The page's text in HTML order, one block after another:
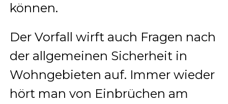
können.
Der Vorfall wirft auch Fragen nach
der allgemeinen Sicherheit in
Wohngebieten auf. Immer wieder
hört man von Einbrüchen am